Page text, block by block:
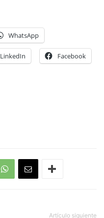
WhatsApp
LinkedIn Facebook
Artículo siguiente